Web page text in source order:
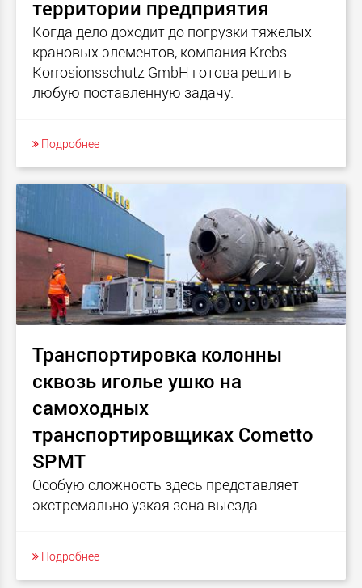
территории предприятия
Когда дело доходит до погрузки тяжелых
крановых элементов, компания Krebs
Korrosionsschutz GmbH готова решить
любую поставленную задачу.
Подробнее
Транспортировка колонны
сквозь иголье ушко на
самоходных
транспортировщиках Cometto
SPMT
Особую сложность здесь представляет
экстремально узкая зона выезда.
Подробнее